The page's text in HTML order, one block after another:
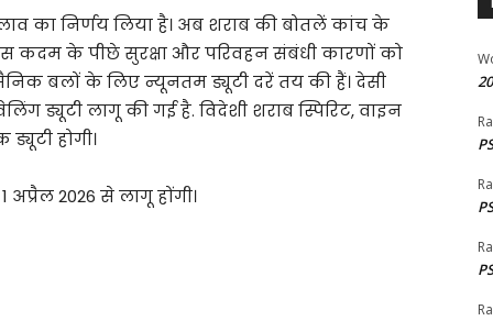
का निर्णय लिया है। अब शराब की बोतलें कांच के
कदम के पीछे सुरक्षा और परिवहन संबंधी कारणों को
बलों के लिए न्यूनतम ड्यूटी दरें तय की हैं। देसी
ड्यूटी लागू की गई है. विदेशी शराब स्पिरिट, वाइन
होगी।
2026 से लागू होंगी।